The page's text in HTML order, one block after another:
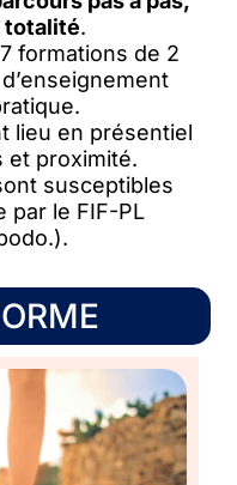
totalité.
formations de 2
lieu en présentiel
et proximité.
susceptibles
par le FIF-PL